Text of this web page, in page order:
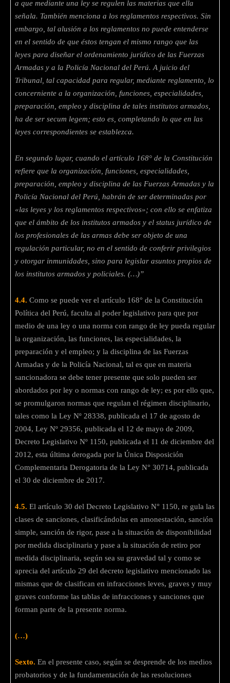
a que mediante una ley se regulen las materias que ella
señala. También menciona a los reglamentos respectivos. Sin
embargo, tal alusión a los reglamentos no puede entenderse
en el sentido de que éstos tengan el mismo rango que las
leyes para diseñar el ordenamiento jurídico de las Fuerzas
Armadas y a la Policía Nacional del Perú. A juicio del
Tribunal, tal capacidad para regular, mediante reglamento, lo
concerniente a la organización, funciones, especialidades,
preparación, empleo y disciplina de tales institutos armados,
ha de ser secum legem; esto es, completando lo que en las
leyes correspondientes se establezca.
En segundo lugar, cuando el artículo 168° de la Constitución
refiere que la organización, funciones, especialidades,
preparación, empleo y disciplina de las Fuerzas Armadas y la
Policía Nacional del Perú, habrán de ser determinadas por
«las leyes y los reglamentos respectivos»; con ello se enfatiza
que el ámbito de los institutos armados y el status jurídico de
los profesionales de las armas debe ser objeto de una
regulación particular, no en el sentido de conferir privilegios
y otorgar inmunidades, sino para legislar asuntos propios de
los institutos armados y policiales. (…)”
4.4. Como se puede ver el artículo 168° de la Constitución
Política del Perú, faculta al poder legislativo para que por
medio de una ley o una norma con rango de ley pueda regular
la organización, las funciones, las especialidades, la
preparación y el empleo; y la disciplina de las Fuerzas
Armadas y de la Policía Nacional, tal es que en materia
sancionadora se debe tener presente que solo pueden ser
abordados por ley o normas con rango de ley; es por ello que,
se promulgaron normas que regulan el régimen disciplinario,
tales como la Ley Nº 28338, publicada el 17 de agosto de
2004, Ley Nº 29356, publicada el 12 de mayo de 2009,
Decreto Legislativo Nº 1150, publicada el 11 de diciembre del
2012, esta última derogada por la Única Disposición
Complementaria Derogatoria de la Ley N° 30714, publicada
el 30 de diciembre de 2017.
4.5. El artículo 30 del Decreto Legislativo N° 1150, re gula las
clases de sanciones, clasificándolas en amonestación, sanción
simple, sanción de rigor, pase a la situación de disponibilidad
por medida disciplinaria y pase a la situación de retiro por
medida disciplinaria, según sea su gravedad tal y como se
aprecia del artículo 29 del decreto legislativo mencionado las
mismas que de clasifican en infracciones leves, graves y muy
graves conforme las tablas de infracciones y sanciones que
forman parte de la presente norma.
(…)
Sexto. En el presente caso, según se desprende de los medios
probatorios y de la fundamentación de las resoluciones